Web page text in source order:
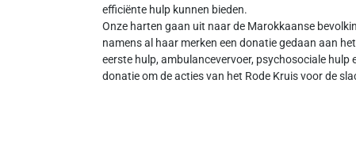
efficiënte hulp kunnen bieden.
Onze harten gaan uit naar de Marokkaanse
namens al haar merken een donatie gedaan aan
eerste hulp, ambulancevervoer, psychosociale hulp
donatie om de acties van het Rode Kruis voor de